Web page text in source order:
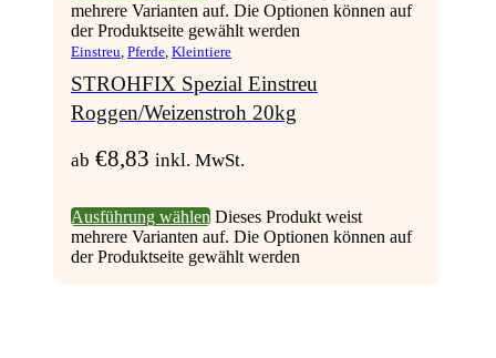
mehrere Varianten auf. Die Optionen können auf
der Produktseite gewählt werden
Einstreu, Pferde, Kleintiere
STROHFIX Spezial Einstreu
Roggen/Weizenstroh 20kg
ab €8,83 inkl. MwSt.
Ausführung wählen Dieses Produkt weist
mehrere Varianten auf. Die Optionen können auf
der Produktseite gewählt werden